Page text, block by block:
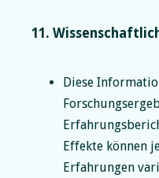
11.
Diese
Effekte können
Erfahrungen